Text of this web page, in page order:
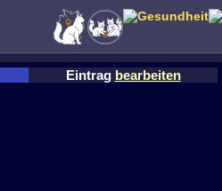
Eintrag bearbeiten